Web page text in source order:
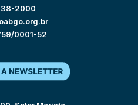
2000
0001-52